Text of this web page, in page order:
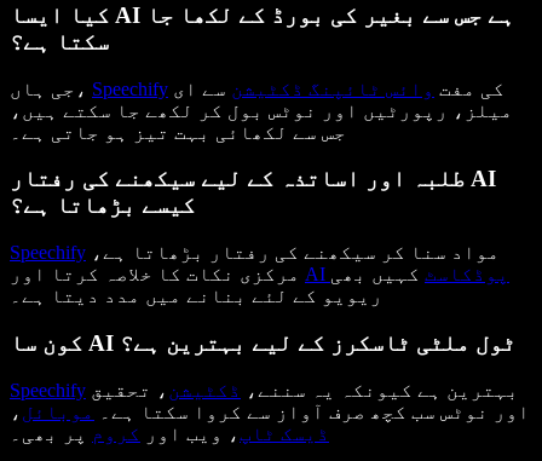
کیا ایسا AI ہے جس سے بغیر کی بورڈ کے لکھا جا
سکتا ہے؟
جی ہاں، Speechify کی مفت وائس ٹائپنگ ڈکٹیشن سے ای
میلز، رپورٹیں اور نوٹس بول کر لکھے جا سکتے ہیں،
جس سے لکھائی بہت تیز ہو جاتی ہے۔
طلبہ اور اساتذہ کے لیے سیکھنے کی رفتار AI
کیسے بڑھاتا ہے؟
Speechify
AI پوڈکاسٹ کہیں بھی
ریویو کے لئے بنانے میں مدد دیتا ہے۔
کون سا AI ٹول ملٹی ٹاسکرز کے لیے بہترین ہے؟
Speechify بہترین ہے کیونکہ یہ سننے، ڈکٹیشن ، تحقیق
اور نوٹس سب کچھ صرف آواز سے کروا سکتا ہے۔
موبائل ،
ڈیسک ٹاپ، ویب اور کروم پر بھی۔